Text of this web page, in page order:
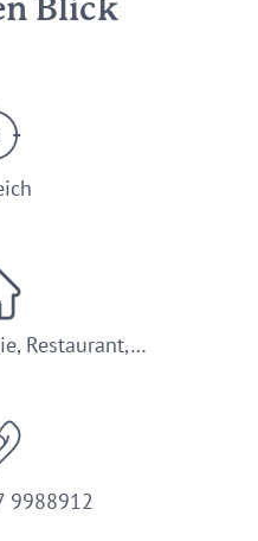
Blick
Restaurant,…
9988912